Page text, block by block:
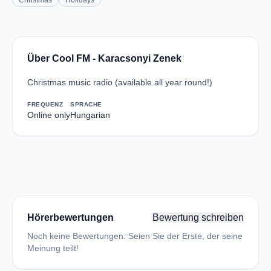
Über Cool FM - Karacsonyi Zenek
Christmas music radio (available all year round!)
FREQUENZ
Online only
SPRACHE
Hungarian
Hörerbewertungen Bewertung schreiben
Noch keine Bewertungen. Seien Sie der Erste, der seine
Meinung teilt!